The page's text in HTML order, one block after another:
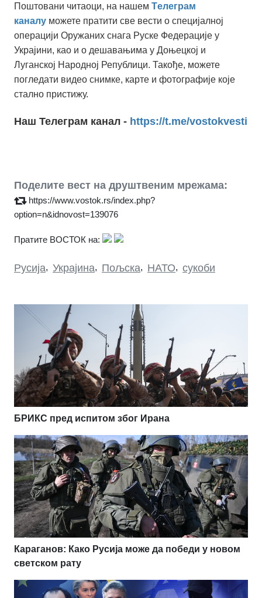
Поштовани читаоци, на нашем Tелеграм
каналу можете пратити све вести о специјалној
операцији Оружаних снага Руске Федерације у
Украјини, као и о дешавањима у Доњецкој и
Луганској Народној Републици. Такође, можете
погледати видео снимке, карте и фотографије које
стално пристижу.
Наш Телеграм канал - https://t.me/vostokvesti
Поделите вест на друштвеним мрежама:
https://www.vostok.rs/index.php?
option=n&idnovost=139076
Пратите ВОСТОК на:
Русија, Украјина, Пољска, НАТО, сукоби
БРИКС пред испитом због Ирана
Караганов: Како Русија може да победи у новом
светском рату